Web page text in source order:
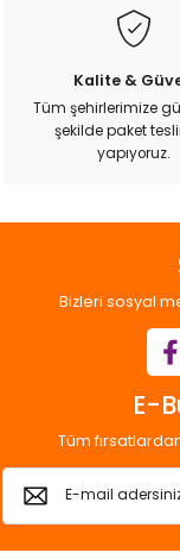
Kalite &
Tüm şehirlerimize
şekilde paket
yapıyoruz.
Bizleri sosyal
E-
Tüm